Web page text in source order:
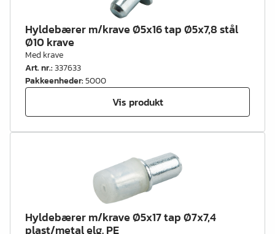
Hyldebærer m/krave Ø5x16 tap Ø5x7,8 stål
Ø10 krave
Med krave
Art. nr.:337633
Pakkeenheder:5000
Vis produkt
Hyldebærer m/krave Ø5x17 tap Ø7x7,4
plast/metal elg. PE